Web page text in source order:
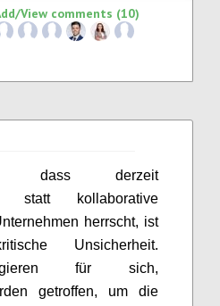
View comments (10)
dass derzeit
statt kollaborative
herrscht, ist
Unsicherheit.
für sich,
getroffen, um die